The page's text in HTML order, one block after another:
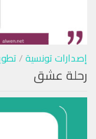
إصدارات تونسية/
رحلة عشق